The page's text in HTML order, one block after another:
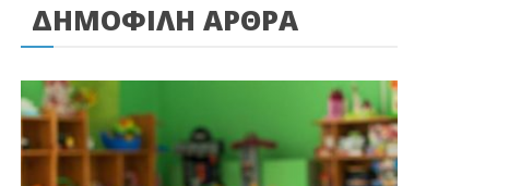
ΔΗΜΟΦΙΛΗ ΑΡΘΡΑ